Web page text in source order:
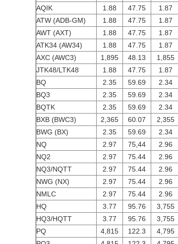
AQIK
1.88 47.75 1.87
ATW (ADB-GM)
1.88 47.75 1.87
AWT (AXT)
1.88 47.75 1.87
ATK34 (AW34)
1.88 47.75 1.87
AXC (AWC3)
1,895 48.13 1,855
JTK48/LTK48
1.88 47.75 1.87
BQ
2.35 59.69 2.34
BQ3
2.35 59.69 2.34
BQTK
2.35 59.69 2.34
BXB (BWC3)
2,365 60.07 2,355
BWG (BX)
2.35 59.69 2.34
NQ
2.97 75,44 2.96
NQ2
2.97 75.44 2.96
NQ3/NQTT
2.97 75.44 2.96
NWG (NX)
2.97 75.44 2.96
NMLC
2.97 75.44 2.96
HQ
3.77 95.76 3,755
HQ3/HQTT
3.77 95.76 3,755
PQ
4,815 122.3 4,795